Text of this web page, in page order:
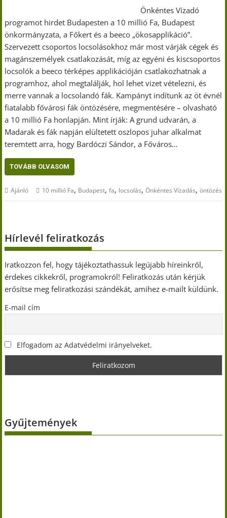
Önkéntes Vízadó
programot hirdet Budapesten a 10 millió Fa, Budapest
önkormányzata, a Főkert és a beeco „ökosapplikáció”.
Szervezett csoportos locsolásokhoz már most várják cégek és
magánszemélyek csatlakozását, míg az egyéni és kiscsoportos
locsolók a beeco térképes applikációján csatlakozhatnak a
programhoz, ahol megtalálják, hol lehet vizet vételezni, és
merre vannak a locsolandó fák. Kampányt indítunk az öt évnél
fiatalabb fővárosi fák öntözésére, megmentésére – olvasható
a 10 millió Fa honlapján. Mint írják: A grund udvarán, a
Madarak és fák napján elültetett oszlopos juhar alkalmat
teremtett arra, hogy Bardóczi Sándor, a Főváros…
TOVÁBB OLVASOM
Ajánló 10 millió Fa, Budapest,fa, locsolás,Önkéntes Vízadás,öntözés
Hírlevél feliratkozás
Iratkozzon fel, hogy tájékoztathassuk legújabb híreinkről,
érdekes cikkekről, programokról! Feliratkozás után kérjük
erősítse meg feliratkozási szándékát, amihez e-mailt küldünk.
E-mail cím
Elfogadom az Adatvédelmi irányelveket.
Gyűjtemények